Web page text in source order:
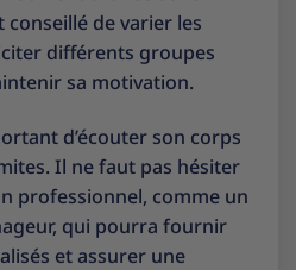
conseillé de varier les
différents groupes
sa motivation.
d’écouter son corps
Il ne faut pas hésiter
professionnel, comme un
qui pourra fournir
et assurer une